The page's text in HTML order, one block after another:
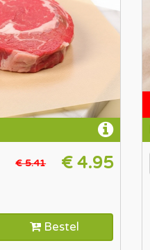
€ 5.41 € 4.95
Bestel